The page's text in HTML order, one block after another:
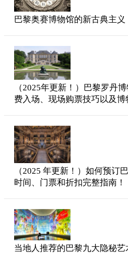
巴黎奥赛博物馆的新古典主义
（2025年更新！）巴黎罗丹
费入场、现场购票技巧以及
（2025 年更新！）如何预订
时间、门票和折扣完整指南！
当地人推荐的巴黎九大隐秘艺